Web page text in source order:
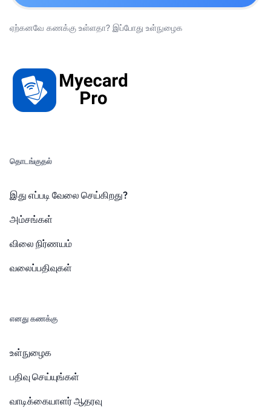
ஏற்கனவே கணக்கு உள்ளதா? இப்போது உள்நுழைக
தொடங்குதல்
இது எப்படி வேலை செய்கிறது?
அம்சங்கள்
விலை நிர்ணயம்
வலைப்பதிவுகள்
எனது கணக்கு
உள்நுழைக
பதிவு செய்யுங்கள்
வாடிக்கையாளர் ஆதரவு